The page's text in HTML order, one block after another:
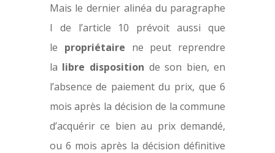
Mais le dernier alinéa du paragraphe
I de l’article 10 prévoit aussi que
le propriétaire ne peut reprendre
la libre disposition de son bien, en
l’absence de paiement du prix, que 6
mois après la décision de la commune
d’acquérir ce bien au prix demandé,
ou 6 mois après la décision définitive